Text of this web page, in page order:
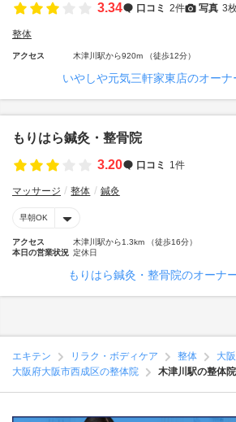
3.34 口コミ 2件 写真 3
整体
アクセス 木津川駅から920m （徒歩12分）
いやしや元気三軒家東店のオーナ
もりはら鍼灸・整骨院
3.20
口コミ 1件
マッサージ 整体 鍼灸
早朝OK
アクセス
木津川駅から1.3km （徒歩16分）
本日の営業状況 定休日
もりはら鍼灸・整骨院のオーナ
エキテン リラク・ボディケア 整体
大
大阪府大阪市西成区の整体院
木津川駅の整体院